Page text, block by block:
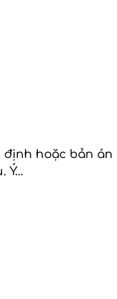
hoặc bản án
Ý…